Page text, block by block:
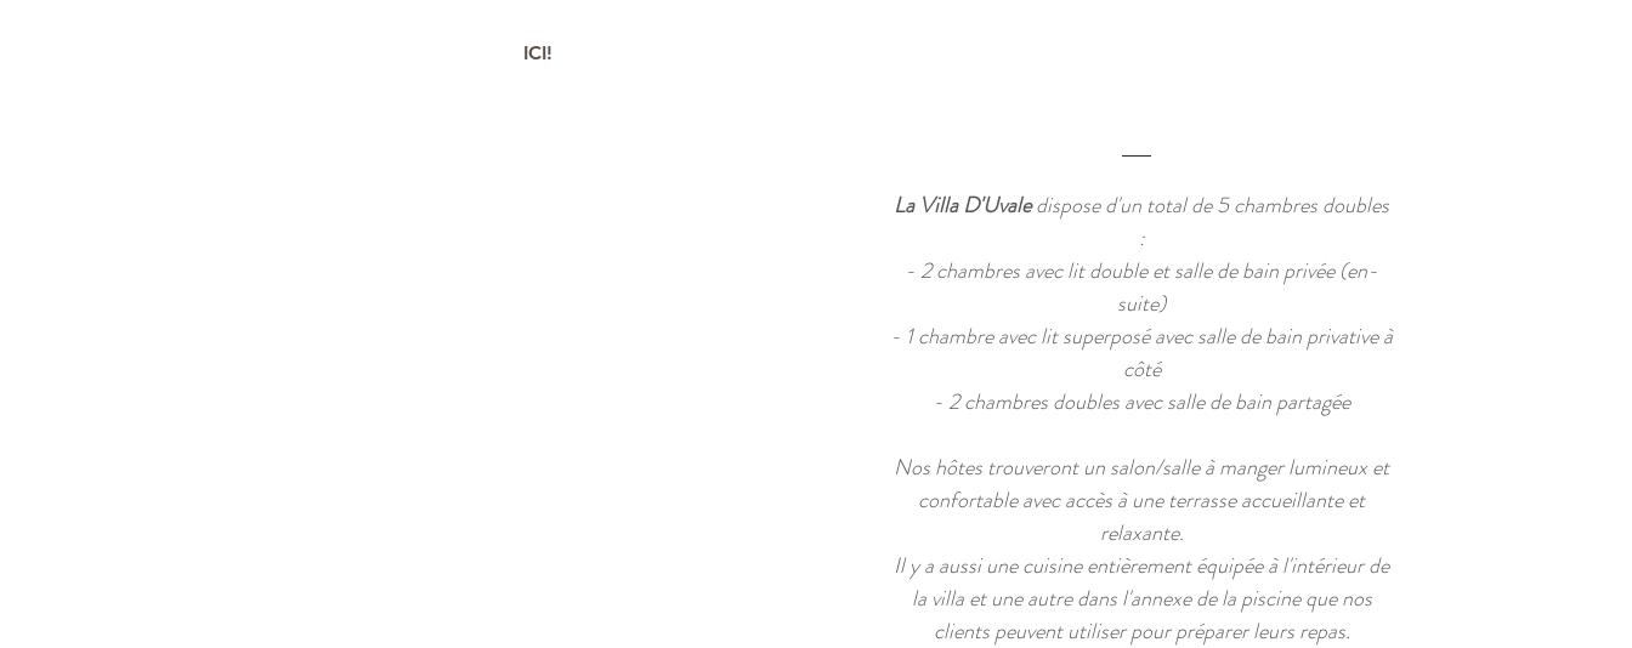
ICI!
La Villa D'Uvaledispose d'un total de 5 chambres doubles
:
- 2 chambres avec lit double et salle de bain privée (en-
suite)
- 1 chambre avec lit superposé avec salle de bain privative à
côté
- 2 chambres doubles avec salle de bain partagée
Nos hôtes trouveront un salon/salle à manger lumineux et
confortable avec accès à une terrasse accueillante et
relaxante.
Il y a aussi une cuisine entièrement équipée à l'intérieur de
la villa et une autre dans l'annexe de la piscine que nos
clients peuvent utiliser pour préparer leurs repas.